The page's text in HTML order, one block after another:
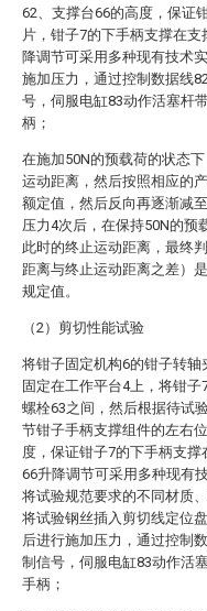
62、支撑台66的高度，保证
片，钳子7的下手柄支撑在
降调节可采用多种现有技术
施加压力，通过控制数据线
号，伺服电缸83动作活塞杆
柄；
在施加50N的预载荷的状态
运动距离，然后按照相应的
额定值，然后反向再逐渐减
压力4次后，在保持50N的预
此时的终止运动距离，最终
距离与终止运动距离之差）
规定值。
（2）剪切性能试验
将钳子固定机构6的钳子转
固定在工作平台4上，将钳
螺栓63之间，然后根据待试
节钳子手柄支撑组件的左右
度，保证钳子7的下手柄支
66升降调节可采用多种现有
将试验规范要求的不同材质
将试验钢丝插入剪切线定位
后进行施加压力，通过控制
制信号，伺服电缸83动作活
手柄；